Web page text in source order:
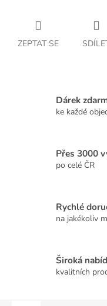
ZEPTAT SE
Dárek
ke každé
Přes 3000
po celé ČR
Rychlé
na jakékoliv
Široká
kvalitních